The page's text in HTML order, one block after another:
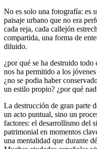
No es solo una fotografía: es
paisaje urbano que no era
cada reja, cada callejón
compartida, una forma de
diluido.
¿por qué se ha destruido
nos ha permitido a los
¿no se podia haber
un estilo propio? ¿por qué
La destrucción de gran parte
un acto puntual, sino un
factores: el desarrollismo del
patrimonial en momentos
una mentalidad que durante